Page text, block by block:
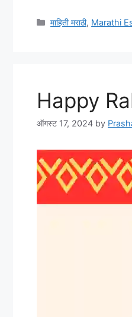
माहिती मराठी, Marathi
Happy
ऑगस्ट 17, 2024 by